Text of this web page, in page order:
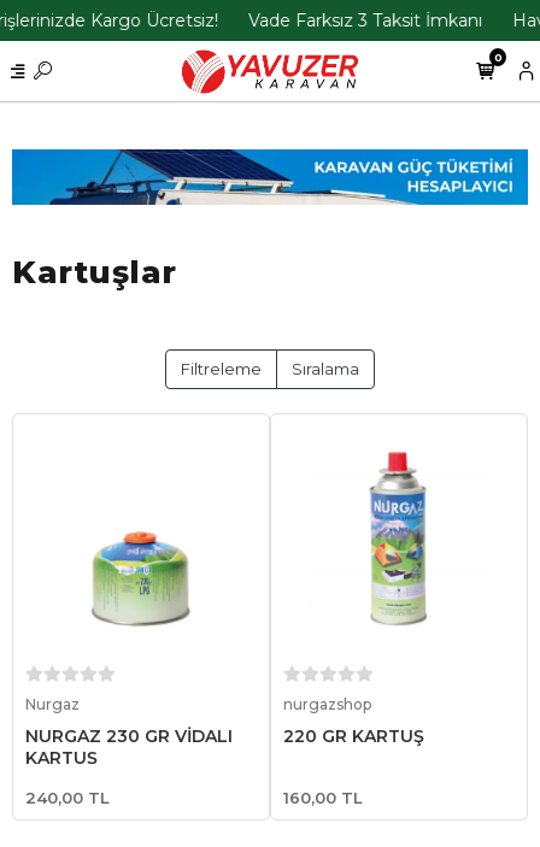
Kargo Ücretsiz! Vade Farksız 3 Taksit İmkanı
0
Kartuşlar
Filtreleme Sıralama
Nurgaz
NURGAZ 230 GR VİDALI
KARTUŞ
240,00 TL
nurgazshop
220 GR KARTUŞ
160,00 TL